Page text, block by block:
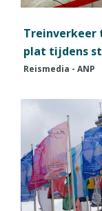
Treinverkeer
plat tijdens
Reismedia - ANP